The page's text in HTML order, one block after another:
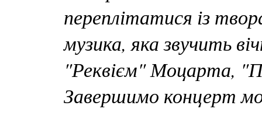
переплітатися із
музика, яка звучить
"Реквієм" Моцарта,
Завершимо концерт